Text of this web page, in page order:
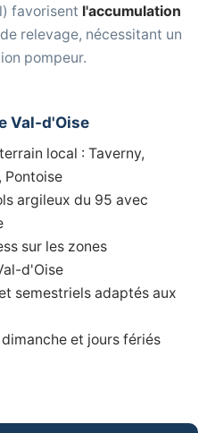
favorisent l'accumulation
relevage, nécessitant un
pompeur.
Val-d'Oise
local : Taverny,
Pontoise
argileux du 95 avec
sur les zones
d'Oise
semestriels adaptés aux
et jours fériés